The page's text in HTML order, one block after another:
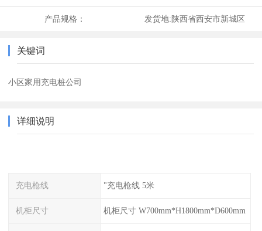
产品规格： 发货地:陕西省西安市新城区
关键词
小区家用充电桩公司
详细说明
充电枪线 "充电枪线 5米
机柜尺寸 机柜尺寸 W700mm*H1800mm*D600mm